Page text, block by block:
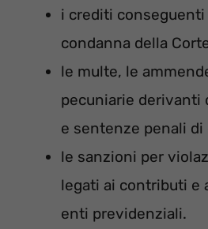
i crediti
condanna della
le multe, le
pecuniarie derivanti
e sentenze penali di
le sanzioni per
legati ai contributi e
enti previdenziali.